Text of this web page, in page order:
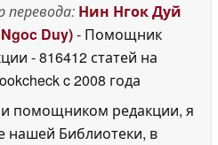
перевода: Нин Нгок Дуй
Duy)- Помощник
- 816412 статей на
c 2008 года
помощником редакции, я
нашей Библиотеки, в